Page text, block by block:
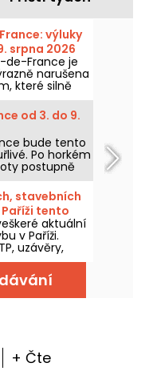
výluky
srpna 2026
de-France je
narušena
které silně
a SNCF.
od 3. do 9.
bude tento
Po horkém
postupně
teplejší a
stavebních
tento
aktuální
v Paříži.
uzávěry,
a
vědět
tento Pátek
+ Čte